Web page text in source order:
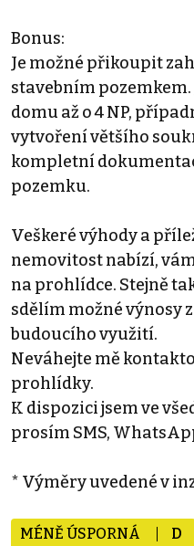
Bonus:
Je možné přikoupit
stavebním pozemkem.
domu až o 4 NP,
vytvoření většího
kompletní
pozemku.
Veškeré výhody a
nemovitost nabízí,
na prohlídce. Stejně
sdělím možné výnosy
budoucího využití.
Neváhejte mě
prohlídky.
K dispozici jsem ve
prosím SMS,
* Výměry uvedené v
MÉNĚ ÚSPORNÁ D